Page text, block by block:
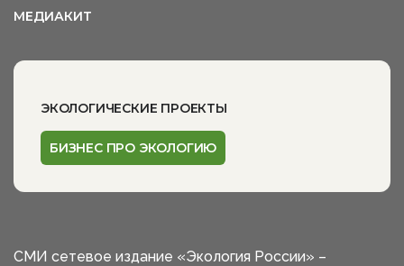
МЕДИАКИТ
ЭКОЛОГИЧЕСКИЕ ПРОЕКТЫ
БИЗНЕС ПРО ЭКОЛОГИЮ
СМИ сетевое издание «Экология России» –